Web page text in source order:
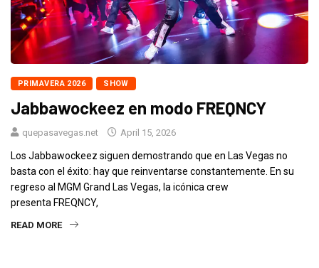
PRIMAVERA 2026 SHOW
Jabbawockeez en modo FREQNCY
quepasavegas.net April 15, 2026
Los Jabbawockeez siguen demostrando que en Las Vegas no
basta con el éxito: hay que reinventarse constantemente. En su
regreso al MGM Grand Las Vegas, la icónica crew
presenta FREQNCY,
READ MORE